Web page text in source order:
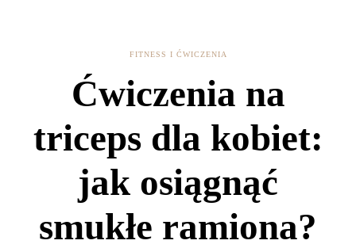
FITNESS I ĆWICZENIA
Ćwiczenia na
triceps dla kobiet:
jak osiągnąć
smukłe ramiona?